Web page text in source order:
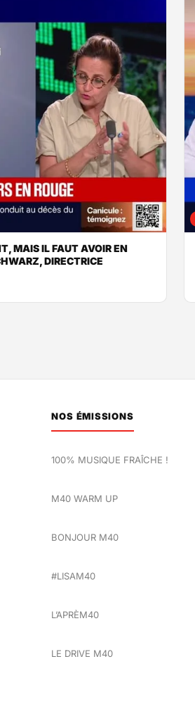
MAIS IL FAUT AVOIR EN
DIRECTRICE
NOS ÉMISSIONS
100% MUSIQUE FRAÎCHE !
M40 WARM UP
BONJOUR M40
#LISAM40
L’APRÈM40
LE DRIVE M40